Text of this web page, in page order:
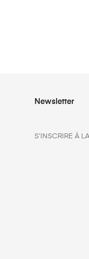
Newsletter
S’INSCRIRE À